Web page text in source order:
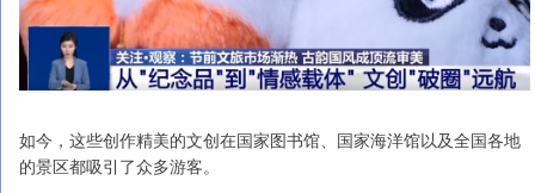
如今，这些创作精美的文创在国家图书馆、国家海洋馆以及全国各地
的景区都吸引了众多游客。